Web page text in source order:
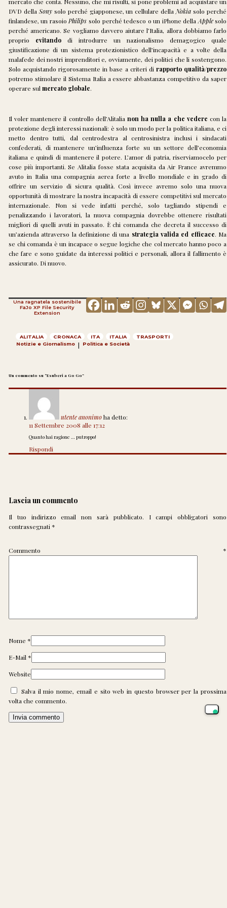
DVD della Sonysolo perché giapponese, un cellulare della Nokia solo perché
finlandese, un rasoio Philips solo perché tedesco o un iPhone della Applesolo
perché americano. Se vogliamo davvero aiutare l’Italia, allora dobbiamo farlo
proprio evitandodi introdurre un nazionalismo demagogico quale
giustificazione di un sistema protezionistico dell’incapacità e a volte della
malafede dei nostri imprenditori e, ovviamente, dei politici che li sostengono.
Solo acquistando rigorosamente in base a criteri di rapporto qualità/prezzo
potremo stimolare il Sistema Italia a essere abbastanza competitivo da saper
operare sul mercato globale.
Il voler mantenere il controllo dell’Alitalia non ha nulla a che vedere con la
protezione degli interessi nazionali: è solo un modo per la politica italiana, e ci
metto dentro tutti, dal centrodestra al centrosinistra inclusi i sindacati
confederati, di mantenere un’influenza forte su un settore dell’economia
italiana e quindi di mantenere il potere. L’amor di patria, riserviamocelo per
cose più importanti. Se Alitalia fosse stata acquisita da Air France avremmo
avuto in Italia una compagnia aerea forte a livello mondiale e in grado di
offrire un servizio di sicura qualità. Così invece avremo solo una nuova
opportunità di mostrare la nostra incapacità di essere competitivi sul mercato
internazionale. Non si vede infatti perché, solo tagliando stipendi e
penalizzando i lavoratori, la nuova compagnia dovrebbe ottenere risultati
migliori di quelli avuti in passato. È chi comanda che decreta il successo di
un’azienda attraverso la definizione di una strategia valida ed efficace. Ma
se chi comanda è un incapace o segue logiche che col mercato hanno poco a
che fare e sono guidate da interessi politici e personali, allora il fallimento è
assicurato. Di nuovo.
Una ragnatela sostenibile
FaJo XP File Security
Extension
ALITALIA CRONACA ITA ITALIA
TRASPORTI
Notizie e Giornalismo| Politica e Società
Un commento su “Esuberi a Go Go”
utente anonimoha detto:
11 Settembre 2008 alle 17:12
Quanto hai ragione … putroppo!
Rispondi
Lascia un commento
Il tuo indirizzo email non sarà pubblicato.
I campi obbligatori sono
contrassegnati *
Commento*
Nome *
E-Mail*
Website
Salva il mio nome, email e sito web in questo browser per la prossima
volta che commento.